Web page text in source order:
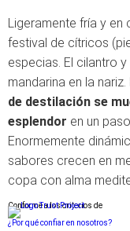
Ligeramente fría y en
festival de cítricos
especias. El cilantro
mandarina en la nariz.
de destilación se
esplendor en un
Enormemente
sabores crecen en
copa con alma
Conforme a los criterios de
¿Por qué confiar en nosotros?